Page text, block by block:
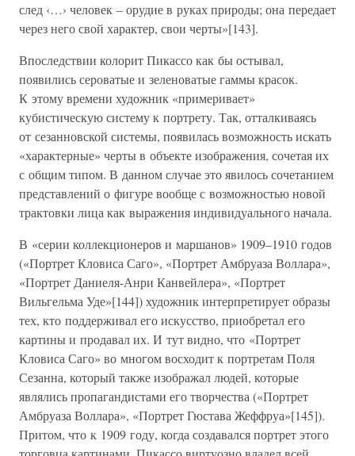
след ‹…› человек – орудие в руках природы; она передает
через него свой характер, свои черты»[143].
Впоследствии колорит Пикассо как бы остывал,
появились сероватые и зеленоватые гаммы красок.
К этому времени художник «примеривает»
кубистическую систему к портрету. Так, отталкиваясь
от сезанновской системы, появилась возможность искать
«характерные» черты в объекте изображения, сочетая их
с общим типом. В данном случае это явилось сочетанием
представлений о фигуре вообще с возможностью новой
трактовки лица как выражения индивидуального начала.
В «серии коллекционеров и маршанов» 1909–1910 годов
(«Портрет Кловиса Саго», «Портрет Амбруаза Воллара»,
«Портрет Даниеля-Анри Канвейлера», «Портрет
Вильгельма Уде»[144]) художник интерпретирует образы
тех, кто поддерживал его искусство, приобретал его
картины и продавал их. И тут видно, что «Портрет
Кловиса Саго» во многом восходит к портретам Поля
Сезанна, который также изображал людей, которые
являлись пропагандистами его творчества («Портрет
Амбруаза Воллара», «Портрет Гюстава Жеффруа»[145]).
Притом, что к 1909 году, когда создавался портрет этого